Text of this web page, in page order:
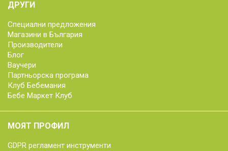
ДРУГИ
Специални предложения
Магазини в България
Производители
Блог
Ваучери
Партньорска програма
Клуб Бебемания
Бебе Маркет Клуб
МОЯТ ПРОФИЛ
GDPR регламент инструменти